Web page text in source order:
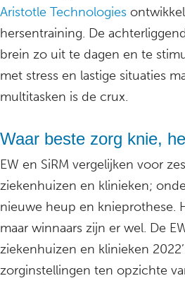
Aristotle Technologies
hersentraining. De
brein zo uit te dagen en te
met stress en lastige situaties
multitasken is de crux.
Waar beste zorg knie,
EW en SiRM vergelijken voor
ziekenhuizen en klinieken;
nieuwe heup en knieprothese.
maar winnaars zijn er wel. De
ziekenhuizen en klinieken
zorginstellingen ten opzichte